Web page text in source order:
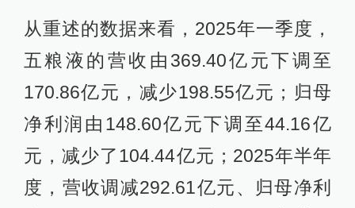
从重述的数据来看，2025年一季度，
五粮液的营收由369.40亿元下调至
170.86亿元，减少198.55亿元；归母
净利润由148.60亿元下调至44.16亿
元，减少了104.44亿元；2025年半年
度，营收调减292.61亿元、归母净利